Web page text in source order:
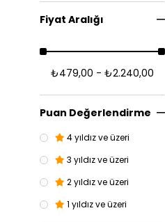
12-24 Ay
0-12 Ay
Fiyat Aralığı
₺479,00 - ₺2.240,00
Puan Değerlendirme
4 yıldız ve üzeri
3 yıldız ve üzeri
2 yıldız ve üzeri
1 yıldız ve üzeri